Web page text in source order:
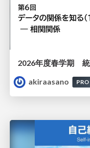
akiraasano
PRO